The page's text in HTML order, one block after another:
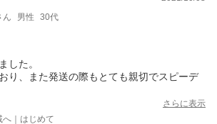
ん
男性 30代
した。
り、また発送の際もとても親切でスピーデ
は、今まで食べたことがない。
さらに表示
へ｜はじめて